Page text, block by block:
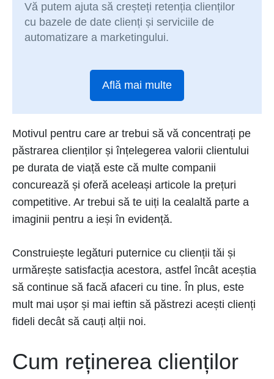
Vă putem ajuta să creșteți retenția clienților
cu bazele de date clienți și serviciile de
automatizare a marketingului.
Află mai multe
Motivul pentru care ar trebui să vă concentrați pe
păstrarea clienților și înțelegerea valorii clientului
pe durata de viață este că multe companii
concurează și oferă aceleași articole la prețuri
competitive. Ar trebui să te uiți la cealaltă parte a
imaginii pentru a ieși în evidență.
Construiește legături puternice cu clienții tăi și
urmărește satisfacția acestora, astfel încât aceștia
să continue să facă afaceri cu tine. În plus, este
mult mai ușor și mai ieftin să păstrezi acești clienți
fideli decât să cauți alții noi.
Cum reținerea clienților